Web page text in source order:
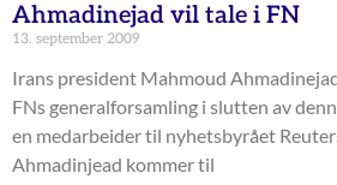
Ahmadinejad vil tale i FN
13. september 2009
Irans president Mahmoud
FNs generalforsamling i slutten av
en medarbeider til nyhetsbyrået
Ahmadinjead kommer til